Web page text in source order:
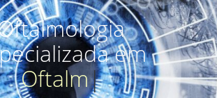
em
|